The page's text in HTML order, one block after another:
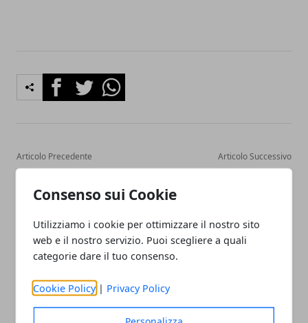
Consenso sui Cookie
Utilizziamo i cookie per ottimizzare il nostro sito
web e il nostro servizio. Puoi scegliere a quali
categorie dare il tuo consenso.
Cookie Policy | Privacy Policy
FacebookTwitterWhatsapp
Articolo Precedente
dell'ambiente
Articolo Successivo
Il Fotovoltaico si evolve,
Redazione